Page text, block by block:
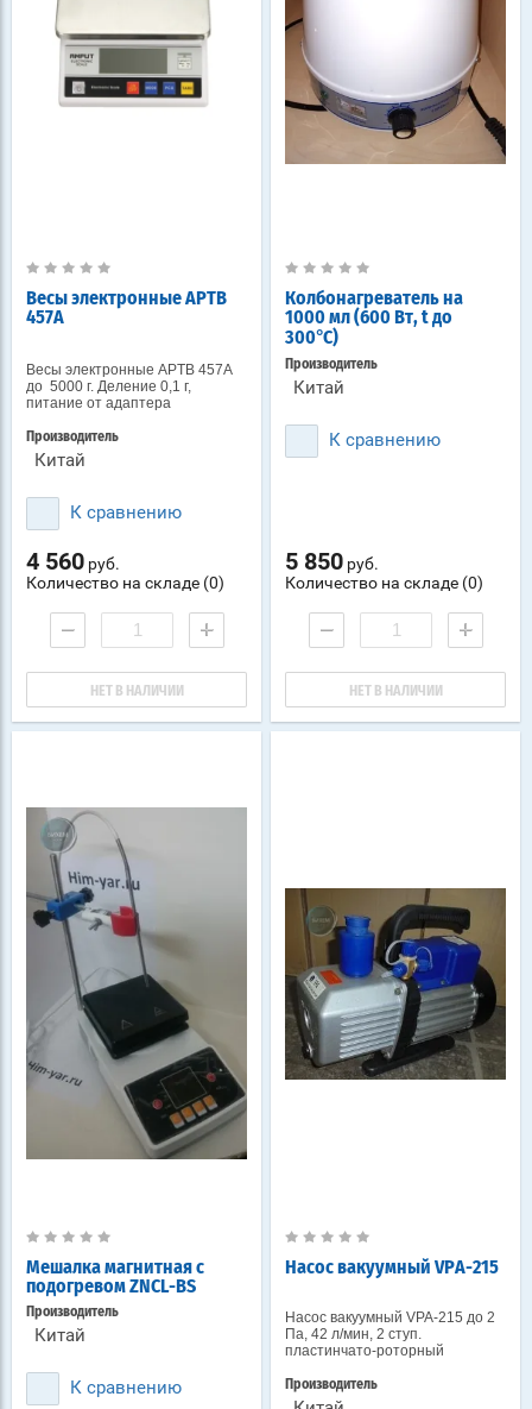
Весы электронные APТВ
457A
Весы электронные APТВ 457A
до 5000 г. Деление 0,1 г,
питание от адаптера
Производитель
Китай
К сравнению
4 560 руб.
Количество на складе (0)
− +
НЕТ В НАЛИЧИИ
Колбонагреватель на
1000 мл (600 Вт, t до
300°C)
Производитель
Китай
К сравнению
5 850 руб.
Количество на складе (0)
− +
НЕТ В НАЛИЧИИ
Мешалка магнитная с
подогревом ZNCL-BS
Производитель
Китай
К сравнению
Насос вакуумный VPA-215
Насос вакуумный VPA-215 до 2
Па, 42 л/мин, 2 ступ.
пластинчато-роторный
Производитель